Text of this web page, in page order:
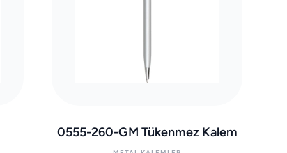
0555-260-GM Tükenmez Kalem